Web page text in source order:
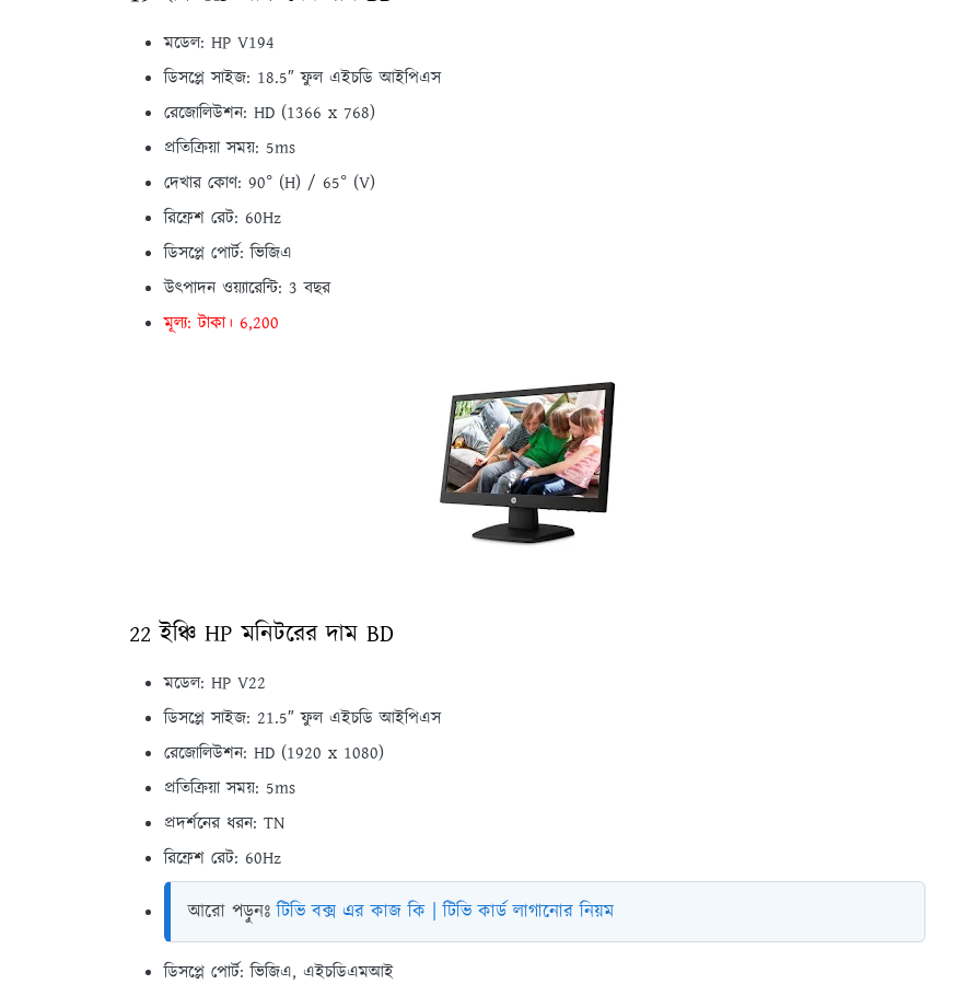
মডেল: HP V194
ডিসপ্লে সাইজ: 18.5″ ফুল এইচডি আইপিএস
রেজোলিউশন: HD (1366 x 768)
প্রতিক্রিয়া সময়: 5ms
দেখার কোণ: 90° (H) / 65° (V)
রিফ্রেশ রেট: 60Hz
ডিসপ্লে পোর্ট: ভিজিএ
উত্পাদন ওয়্যারেন্টি: 3 বছর
মূল্য: টাকা। 6,200
22 ইঞ্চি HP মনিটরের দাম BD
মডেল: HP V22
ডিসপ্লে সাইজ: 21.5″ ফুল এইচডি আইপিএস
রেজোলিউশন: HD (1920 x 1080)
প্রতিক্রিয়া সময়: 5ms
প্রদর্শনের ধরন: TN
রিফ্রেশ রেট: 60Hz
আরো পড়ুনঃটিভি বক্স এর কাজ কি | টিভি কার্ড লাগানোর নিয়ম
ডিসপ্লে পোর্ট: ভিজিএ, এইচডিএমআই